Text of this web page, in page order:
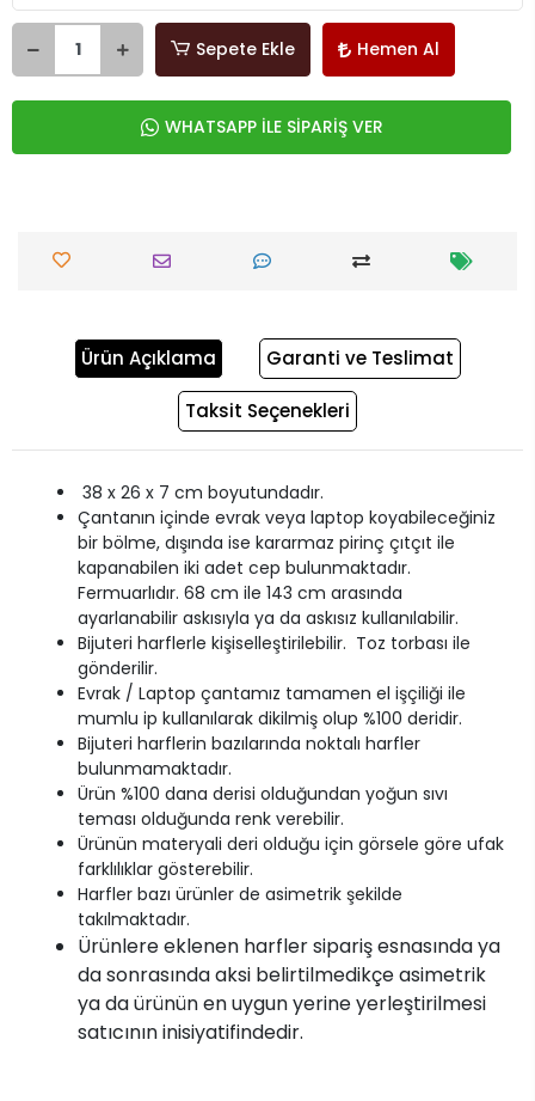
Sepete Ekle Hemen Al
WHATSAPP İLE SİPARİŞ VER
Ürün Açıklama Garanti ve Teslimat
Taksit Seçenekleri
38 x 26 x 7 cm boyutundadır.
Çantanın içinde evrak veya laptop koyabileceğiniz
bir bölme, dışında ise kararmaz pirinç çıtçıt ile
kapanabilen iki adet cep bulunmaktadır.
Fermuarlıdır. 68 cm ile 143 cm arasında
ayarlanabilir askısıyla ya da askısız kullanılabilir.
Bijuteri harflerle kişiselleştirilebilir. Toz torbası ile
gönderilir.
Evrak / Laptop çantamız tamamen el işçiliği ile
mumlu ip kullanılarak dikilmiş olup %100 deridir.
Bijuteri harflerin bazılarında noktalı harfler
bulunmamaktadır.
Ürün %100 dana derisi olduğundan yoğun sıvı
teması olduğunda renk verebilir.
Ürünün materyali deri olduğu için görsele göre ufak
farklılıklar gösterebilir.
Harfler bazı ürünler de asimetrik şekilde
takılmaktadır.
Ürünlere eklenen harfler sipariş esnasında ya
da sonrasında aksi belirtilmedikçe asimetrik
ya da ürünün en uygun yerine yerleştirilmesi
satıcının inisiyatifindedir.